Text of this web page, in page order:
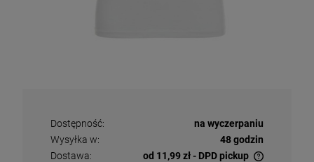
Dostępność:
na wyczerpaniu
Wysyłka w:
48 godzin
Dostawa:
od 11,99 zł- DPD pickup